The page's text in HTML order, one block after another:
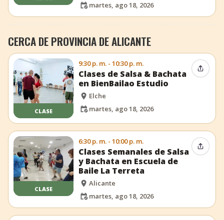
martes, ago 18, 2026
CERCA DE PROVINCIA DE ALICANTE
CLASE
9:30 p. m. - 10:30 p. m.
Clases de Salsa & Bachata
en BienBailao Estudio
Elche
martes, ago 18, 2026
CLASE
6:30 p. m. - 10:00 p. m.
Clases Semanales de Salsa
y Bachata en Escuela de
Baile La Terreta
Alicante
martes, ago 18, 2026